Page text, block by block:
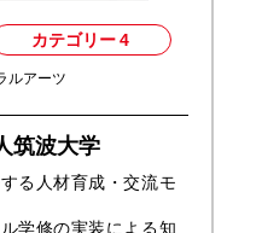
カテゴリー 4
ルアーツ
筑波大学
る人材育成・交流モ
学修の実装による知